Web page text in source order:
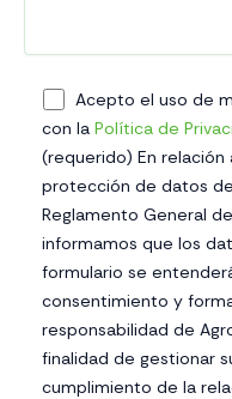
Acepto el uso de
con la Política de
(requerido) En
protección de datos
Reglamento General
informamos que los
formulario se
consentimiento y
responsabilidad de
finalidad de gestionar
cumplimiento de la